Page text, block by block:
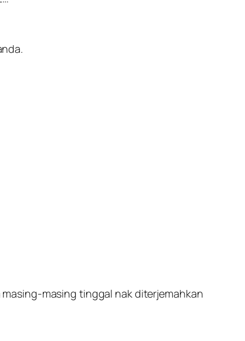
masing tinggal nak diterjemahkan